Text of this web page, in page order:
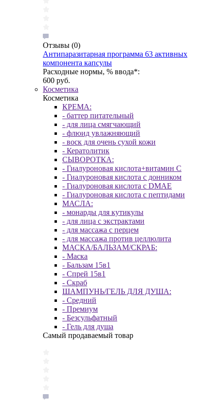
Отзывы (0)
Антипаразитарная программа 63 активных
компонента капсулы
Расходные нормы, % ввода*:
600 руб.
Косметика
Косметика
КРЕМА:
- баттер питательный
- для лица смягчающий
- флюид увлажняющий
- воск для очень сухой кожи
- Кератолитик
СЫВОРОТКА:
- Гиалуроновая кислота+витамин С
- Гиалуроновая кислота с донником
- Гиалуроновая кислота с DMAE
- Гиалуроновая кислота с пептидами
МАСЛА:
- монарды для кутикулы
- для лица с экстрактами
- для массажа с перцем
- для массажа против целлюлита
МАСКА/БАЛЬЗАМ/СКРАБ:
- Маска
- Бальзам 15в1
- Спрей 15в1
- Скраб
ШАМПУНЬ/ГЕЛЬ ДЛЯ ДУША:
- Средний
- Премиум
- Безсульфатный
- Гель для душа
Самый продаваемый товар